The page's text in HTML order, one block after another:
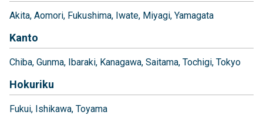
Akita Aomori Fukushima Iwate Miyagi Yamagata
Kanto
Chiba Gunma Ibaraki Kanagawa Saitama Tochigi Tokyo
Hokuriku
Fukui Ishikawa Toyama